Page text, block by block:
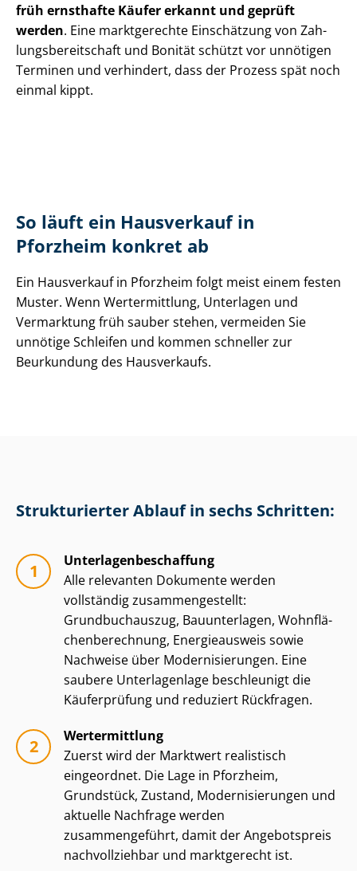
früh ernsthafte Käufer erkannt und geprüft
werden. Eine marktgerechte Einschätzung von Zah­
lungs­be­reit­schaft und Bonität schützt vor unnötigen
Terminen und verhindert, dass der Prozess spät noch
einmal kippt.
So läuft ein Hausverkauf in
Pforzheim konkret ab
Ein Hausverkauf in Pforzheim folgt meist einem festen
Muster. Wenn Wertermittlung, Unterlagen und
Vermarktung früh sauber stehen, vermeiden Sie
unnötige Schleifen und kommen schneller zur
Beurkundung des Hausverkaufs.
Strukturierter Ablauf in sechs Schritten:
Un­ter­la­gen­be­schaf­fung
Alle relevanten Dokumente werden
vollständig zu­sam­men­ge­stellt:
Grundbuchauszug, Bauunterlagen, Wohn­flä­
chen­be­rech­nung, Energieausweis sowie
Nachweise über Mo­der­ni­sie­run­gen. Eine
saubere Unterlagenlage beschleunigt die
Käuferprüfung und reduziert Rückfragen.
Wertermittlung
Zuerst wird der Marktwert realistisch
eingeordnet. Die Lage in Pforzheim,
Grundstück, Zustand, Mo­der­ni­sie­run­gen und
aktuelle Nachfrage werden
zusammengeführt, damit der Angebotspreis
nachvollziehbar und marktgerecht ist.